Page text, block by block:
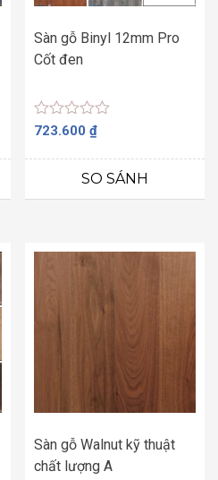
Sàn gỗ Binyl 12mm Pro
Cốt đen
Được
hạng
sao
723.600₫
SO SÁNH
Sàn gỗ Walnut kỹ thuật
chất lượng A